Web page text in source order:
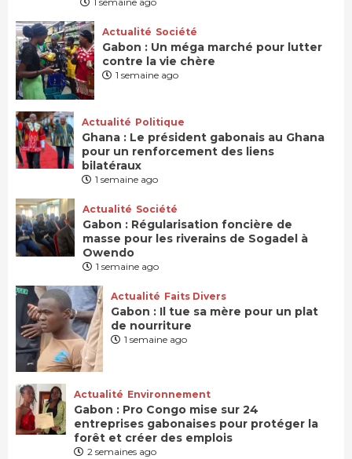
Actualité Société
Gabon : Un méga marché pour lutter
contre la vie chère
1 semaine ago
Actualité Politique
Ghana : Le président gabonais au Ghana
pour un renforcement des liens
bilatéraux
1 semaine ago
Actualité Société
Gabon : Régularisation foncière de
masse pour les riverains de Sogadel à
Owendo
1 semaine ago
Actualité Faits Divers
Gabon : Il tue sa mère pour un plat
de nourriture
1 semaine ago
Actualité Environnement
Gabon : Pro Congo mise sur 24
entreprises gabonaises pour protéger la
forêt et créer des emplois
2 semaines ago